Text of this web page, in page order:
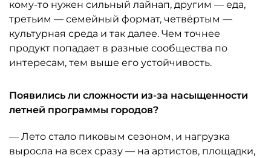
кому-то нужен сильный лайнап, другим — еда,
третьим — семейный формат, четвёртым —
культурная среда и так далее. Чем точнее
продукт попадает в разные сообщества по
интересам, тем выше его устойчивость.
Появились ли сложности из-за насыщенности
летней программы городов?
— Лето стало пиковым сезоном, и нагрузка
выросла на всех сразу — на артистов, площадки,